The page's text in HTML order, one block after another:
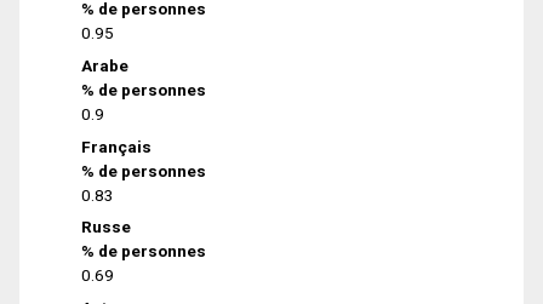
% de personnes
0.95
Arabe
% de personnes
0.9
Français
% de personnes
0.83
Russe
% de personnes
0.69